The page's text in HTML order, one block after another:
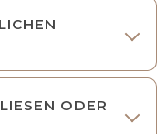
ODER